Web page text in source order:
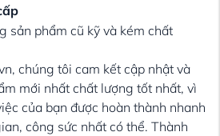
sản phẩm cũ kỹ và kém chất
chúng tôi cam kết cập nhật và
mới nhất chất lượng tốt nhất, vì
của bạn được hoàn thành nhanh
công sức nhất có thể. Thành